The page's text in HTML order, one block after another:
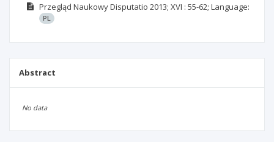
Przegląd Naukowy Disputatio 2013; XVI : 55-62; Language:
PL
Abstract
No data